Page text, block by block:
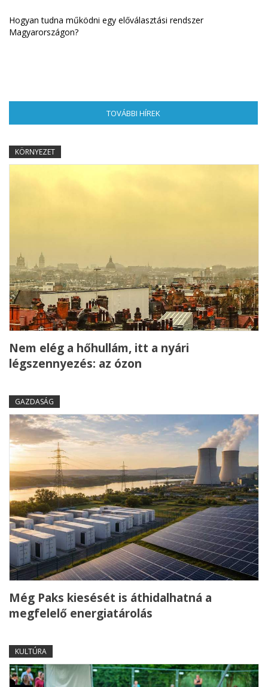
Hogyan tudna működni egy előválasztási rendszer
Magyarországon?
TOVÁBBI HÍREK
KÖRNYEZET
Nem elég a hőhullám, itt a nyári
légszennyezés: az ózon
GAZDASÁG
Még Paks kiesését is áthidalhatná a
megfelelő energiatárolás
KULTÚRA